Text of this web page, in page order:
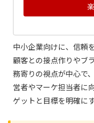
中小企業向けに、信頼
顧客との接点作りやブ
務寄りの視点が中心で
営者やマーケ担当者に
ゲットと目標を明確に